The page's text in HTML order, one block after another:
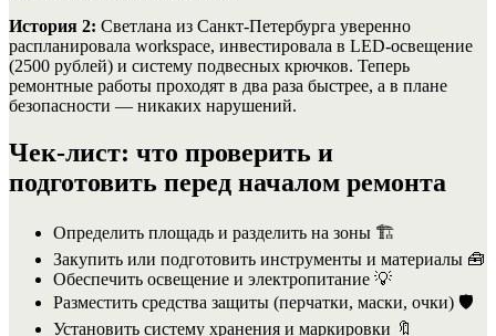
История 2: Светлана из Санкт-Петербурга уверенно
распланировала workspace, инвестировала в LED-освещение
(2500 рублей) и систему подвесных крючков. Теперь
ремонтные работы проходят в два раза быстрее, а в плане
безопасности — никаких нарушений.
Чек-лист: что проверить и
подготовить перед началом ремонта
Определить площадь и разделить на зоны 🏗️
Закупить или подготовить инструменты и материалы 🧰
Обеспечить освещение и электропитание 💡
Разместить средства защиты (перчатки, маски, очки) 🛡️
Установить систему хранения и маркировки 🔖